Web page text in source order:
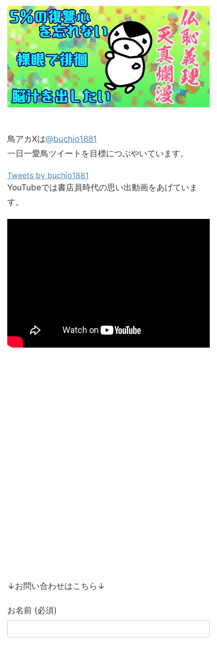
鳥アカXは@buchio1881
一日一愛鳥ツイートを目標につぶやいています。
Tweets by buchio1881
YouTubeでは書店員時代の思い出動画をあげていま
す。
↓お問い合わせはこちら↓
お名前 (必須)